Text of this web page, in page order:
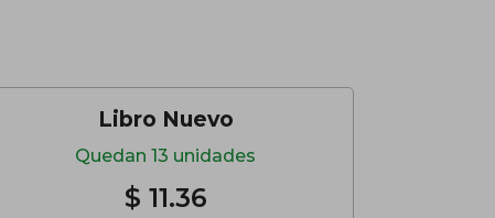
Libro Nuevo
Quedan 13 unidades
$ 11.36